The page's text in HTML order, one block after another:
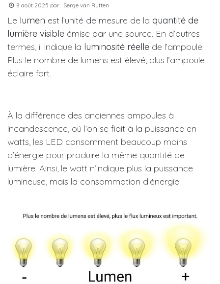
8 août 2025 par Serge van Rutten
Le lumen est l’unité de mesure de la quantité de
lumière visible émise par une source. En d’autres
termes, il indique la luminosité réelle de l’ampoule.
Plus le nombre de lumens est élevé, plus l’ampoule
éclaire fort.
À la différence des anciennes ampoules à
incandescence, où l’on se fiait à la puissance en
watts, les LED consomment beaucoup moins
d’énergie pour produire la même quantité de
lumière. Ainsi, le watt n’indique plus la puissance
lumineuse, mais la consommation d’énergie.